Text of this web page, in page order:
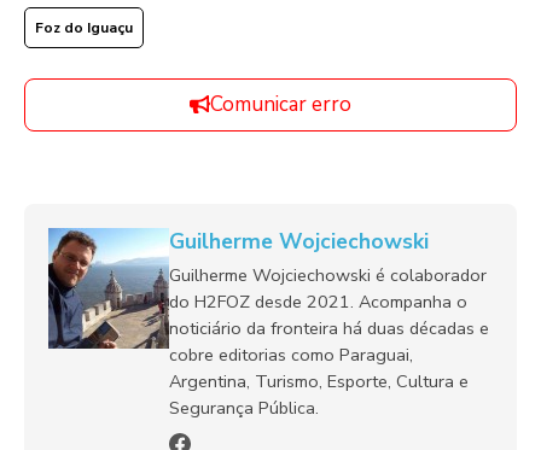
Foz do Iguaçu
Comunicar erro
Guilherme Wojciechowski
Guilherme Wojciechowski é colaborador
do H2FOZ desde 2021. Acompanha o
noticiário da fronteira há duas décadas e
cobre editorias como Paraguai,
Argentina, Turismo, Esporte, Cultura e
Segurança Pública.